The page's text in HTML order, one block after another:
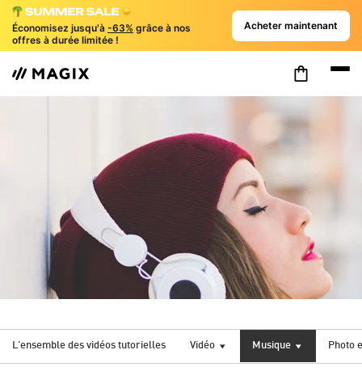
Économisez jusqu'à -63% grâce à nos
offres à durée limitée !
Acheter maintenant
L'ensemble des vidéos tutorielles Vidéo Musique Photo